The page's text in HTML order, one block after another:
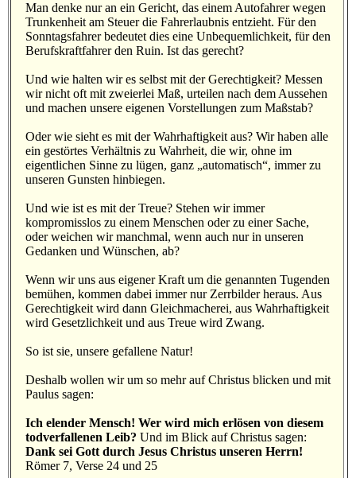
Man denke nur an ein Gericht, das einem Autofahrer wegen
Trunkenheit am Steuer die Fahrerlaubnis entzieht. Für den
Sonntagsfahrer bedeutet dies eine Unbequemlichkeit, für den
Berufskraftfahrer den Ruin. Ist das gerecht?
Und wie halten wir es selbst mit der Gerechtigkeit? Messen
wir nicht oft mit zweierlei Maß, urteilen nach dem Aussehen
und machen unsere eigenen Vorstellungen zum Maßstab?
Oder wie sieht es mit der Wahrhaftigkeit aus? Wir haben alle
ein gestörtes Verhältnis zu Wahrheit, die wir, ohne im
eigentlichen Sinne zu lügen, ganz „automatisch“, immer zu
unseren Gunsten hinbiegen.
Und wie ist es mit der Treue? Stehen wir immer
kompromisslos zu einem Menschen oder zu einer Sache,
oder weichen wir manchmal, wenn auch nur in unseren
Gedanken und Wünschen, ab?
Wenn wir uns aus eigener Kraft um die genannten Tugenden
bemühen, kommen dabei immer nur Zerrbilder heraus. Aus
Gerechtigkeit wird dann Gleichmacherei, aus Wahrhaftigkeit
wird Gesetzlichkeit und aus Treue wird Zwang.
So ist sie, unsere gefallene Natur!
Deshalb wollen wir um so mehr auf Christus blicken und mit
Paulus sagen:
Ich elender Mensch! Wer wird mich erlösen von diesem
todverfallenen Leib? Und im Blick auf Christus sagen:
Dank sei Gott durch Jesus Christus unseren Herrn!
Römer 7, Verse 24 und 25